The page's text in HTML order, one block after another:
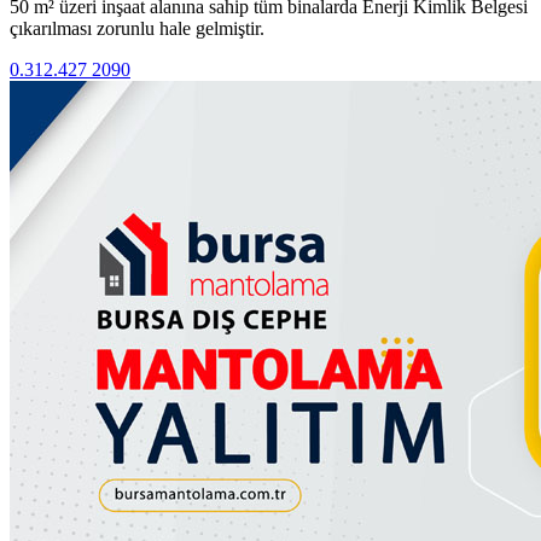
50 m² üzeri inşaat alanına sahip tüm binalarda Enerji Kimlik Belgesi
çıkarılması zorunlu hale gelmiştir.
0.312.427 2090